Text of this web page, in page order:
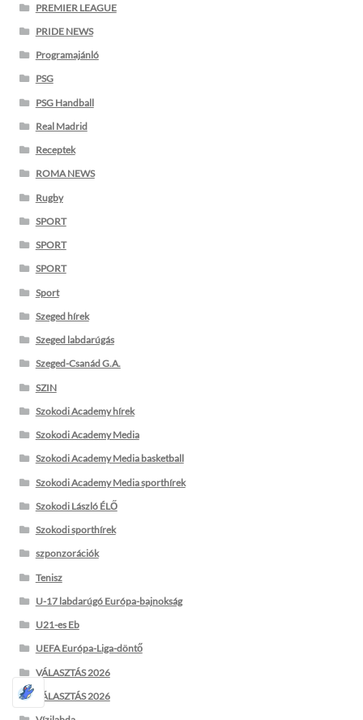
PREMIER LEAGUE
PRIDE NEWS
Programajánló
PSG
PSG Handball
Real Madrid
Receptek
ROMA NEWS
Rugby
SPORT
SPORT
SPORT
Sport
Szeged hírek
Szeged labdarúgás
Szeged-Csanád G.A.
SZIN
Szokodi Academy hírek
Szokodi Academy Media
Szokodi Academy Media basketball
Szokodi Academy Media sporthírek
Szokodi László ÉLŐ
Szokodi sporthírek
szponzorációk
Tenisz
U-17 labdarúgó Európa-bajnokság
U21-es Eb
UEFA Európa-Liga-döntő
VÁLASZTÁS 2026
VÁLASZTÁS 2026